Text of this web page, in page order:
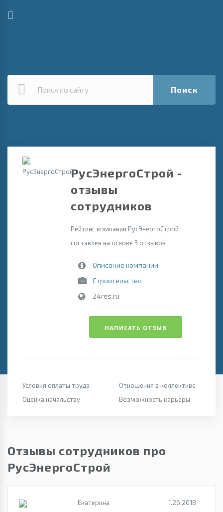
Поиск
РусЭнергоСтрой -
отзывы
сотрудников
Рейтинг компании РусЭнергоСтрой
составлен на основе 3 отзывов
Описание компании
Строительство
24res.ru
НАПИСАТЬ ОТЗЫВ
Условия оплаты труда
Отношения в коллективе
Оценка начальству
Возможность карьеры
Отзывы сотрудников про
РусЭнергоСтрой
Екатерина
1.26.2018